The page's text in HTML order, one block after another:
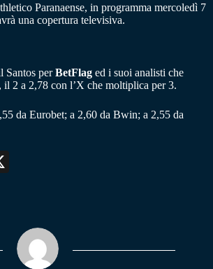
Paranaense, in programma mercoledì 7
una copertura televisiva.
Santos perBetFlag ed i suoi analisti che
il 2 a 2,78 con l’X che moltiplica per 3.
da Eurobet; a 2,60 da Bwin; a 2,55 da